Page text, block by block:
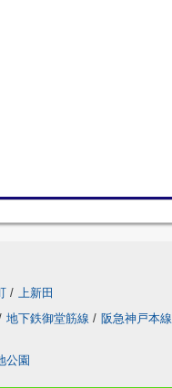
/ 上新田
地下鉄御堂筋線 / 阪急神戸本線
公園